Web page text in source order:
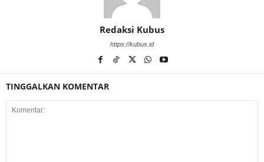
Redaksi Kubus
https://kubus.id
TINGGALKAN KOMENTAR